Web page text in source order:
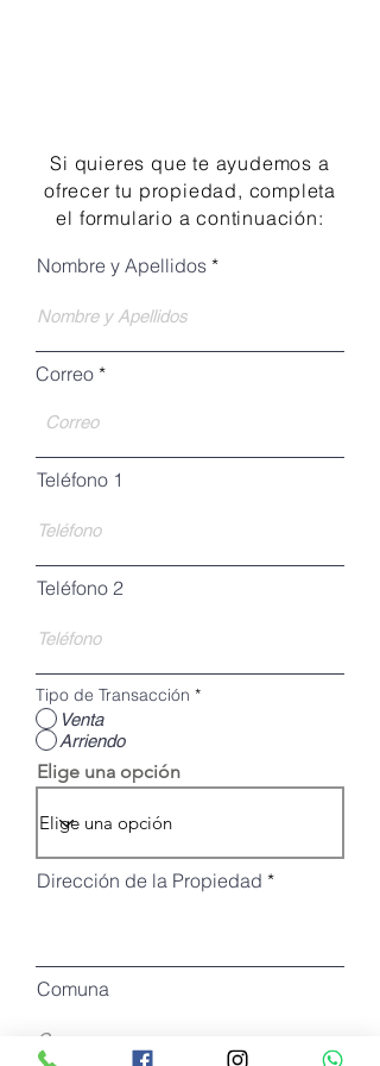
Si quieres que te ayudemos a
ofrecer tu propiedad, completa
el formulario a continuación:
Nombre y Apellidos
Correo
Teléfono 1
Teléfono 2
Tipo de Transacción *
Venta
Arriendo
Elige una opción
Dirección de la Propiedad
Comuna